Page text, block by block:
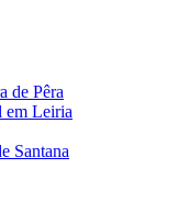
de Pêra
em Leiria
Santana